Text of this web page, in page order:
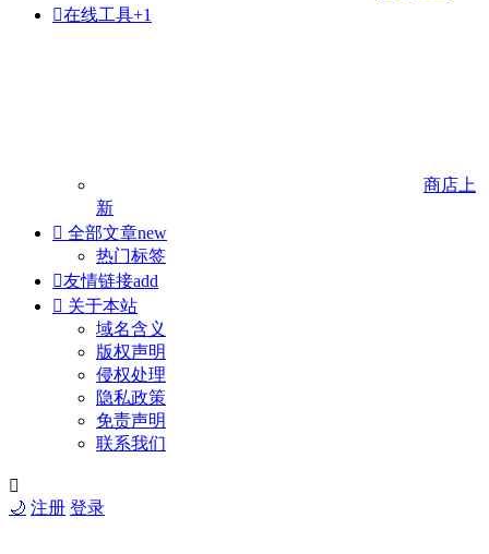
在线工具+1
商店 上
新
 全部文章new
热门标签
友情链接add
 关于本站
域名含义
版权声明
侵权处理
隐私政策
免责声明
联系我们

🌙 注册 登录